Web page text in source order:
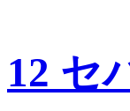
12 セ